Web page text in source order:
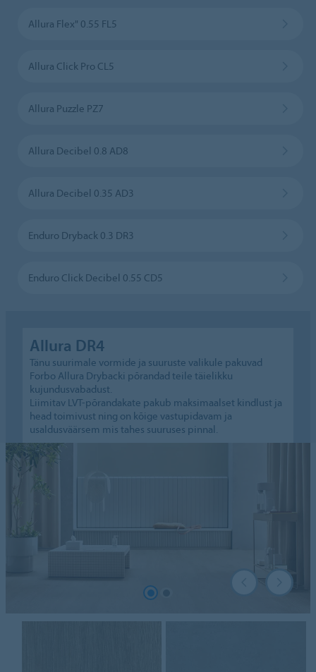
Allura Flex" 0.55 FL5
Allura Click Pro CL5
Allura Puzzle PZ7
Allura Decibel 0.8 AD8
Allura Decibel 0.35 AD3
Enduro Dryback 0.3 DR3
Enduro Click Decibel 0.55 CD5
Allura DR4
Tänu suurimale vormide ja suuruste valikule pakuvad
Forbo Allura Drybacki põrandad teile täielikku
kujundusvabadust.
Liimitav LVT-põrandakate pakub maksimaalset kindlust ja
head toimivust ning on kõige vastupidavam ja
usaldusväärsem mis tahes suuruses pinnal.